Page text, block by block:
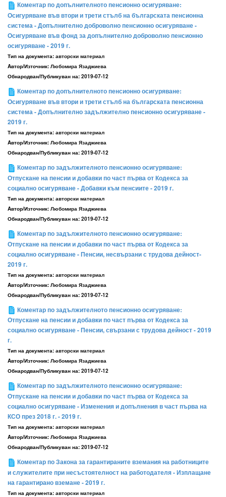
Коментар по допълнителното пенсионно осигуряване:
Осигуряване във втори и трети стълб на българската пенсионна
система - Допълнително доброволно пенсионно осигуряване -
Осигуряване във фонд за допълнително доброволно пенсионно
осигуряване - 2019 г.
Тип на документа: авторски материал
Aвтор/Източник: Любомира Язаджиева
Обнародван/Публикуван на: 2019-07-12
Коментар по допълнителното пенсионно осигуряване:
Осигуряване във втори и трети стълб на българската пенсионна
система - Допълнително задължително пенсионно осигуряване -
2019 г.
Тип на документа: авторски материал
Aвтор/Източник: Любомира Язаджиева
Обнародван/Публикуван на: 2019-07-12
Коментар по задължителното пенсионно осигуряване:
Отпускане на пенсии и добавки по част първа от Кодекса за
социално осигуряване - Добавки към пенсиите - 2019 г.
Тип на документа: авторски материал
Aвтор/Източник: Любомира Язаджиева
Обнародван/Публикуван на: 2019-07-12
Коментар по задължителното пенсионно осигуряване:
Отпускане на пенсии и добавки по част първа от Кодекса за
социално осигуряване - Пенсии, несвързани с трудова дейност-
2019 г.
Тип на документа: авторски материал
Aвтор/Източник: Любомира Язаджиева
Обнародван/Публикуван на: 2019-07-12
Коментар по задължителното пенсионно осигуряване:
Отпускане на пенсии и добавки по част първа от Кодекса за
социално осигуряване - Пенсии, свързани с трудова дейност - 2019
г.
Тип на документа: авторски материал
Aвтор/Източник: Любомира Язаджиева
Обнародван/Публикуван на: 2019-07-12
Коментар по задължителното пенсионно осигуряване:
Отпускане на пенсии и добавки по част първа от Кодекса за
социално осигуряване - Изменения и допълнения в част първа на
КСО през 2018 г. - 2019 г.
Тип на документа: авторски материал
Aвтор/Източник: Любомира Язаджиева
Обнародван/Публикуван на: 2019-07-12
Коментар по Закона за гарантираните вземания на работниците
и служителите при несъстоятелност на работодателя - Изплащане
на гарантирано вземане - 2019 г.
Тип на документа: авторски материал